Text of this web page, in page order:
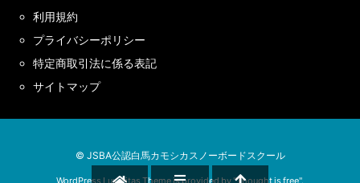
利用規約
プライバシーポリシー
特定商取引法に係る表記
サイトマップ
© JSBA公認白馬カモシカスノーボードスクール
WordPress Luxeritas Theme is provided by "Thought is free".